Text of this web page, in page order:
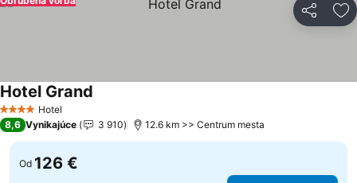
Zdieľať
4 Počet hviezdičiek
Hotel
Hotel Grand
8,6 Vynikajúce 3 910 12.6 km >> Centrum mesta
Od 126 €